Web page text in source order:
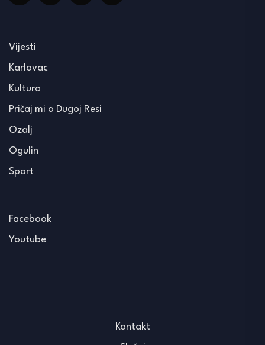
Vijesti
Karlovac
Kultura
Pričaj mi o Dugoj Resi
Ozalj
Ogulin
Sport
Facebook
Youtube
Kontakt